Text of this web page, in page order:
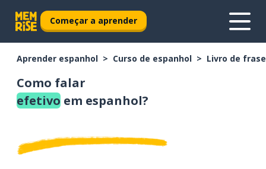
Começar a aprender
Aprender espanhol Curso de espanhol Livro de
Como falar
efetivo em espanhol?